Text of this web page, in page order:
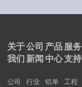
关于
我们
公司
公司
新闻
行业
产品
中心
铝单
服务
支持
工程